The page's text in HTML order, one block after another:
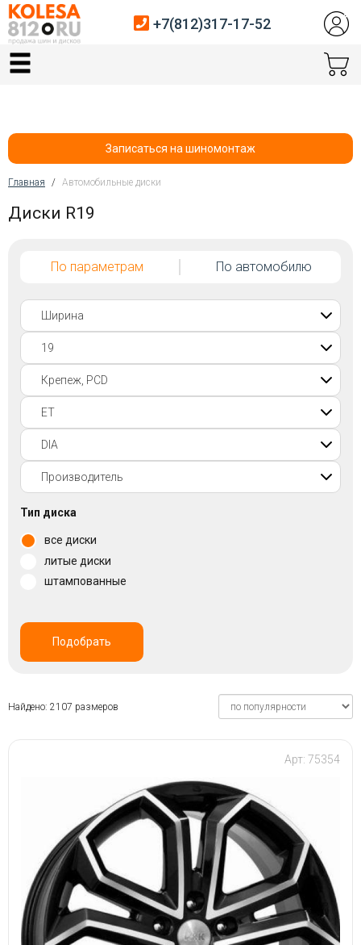
Главная
Автосервис
Датчики давления
Покупателям
Контакты
Войти на сайт
+7(812)317-
17-
52
Пн-
Вс:
+7(812)317-17-52
Записаться на шиномонтаж
Вы здесь
Главная / Автомобильные диски
Диски R19
По параметрам По автомобилю
Тип диска
все диски
литые диски
штампованные
Подобрать
Найдено: 2107 размеров
Арт: 75354